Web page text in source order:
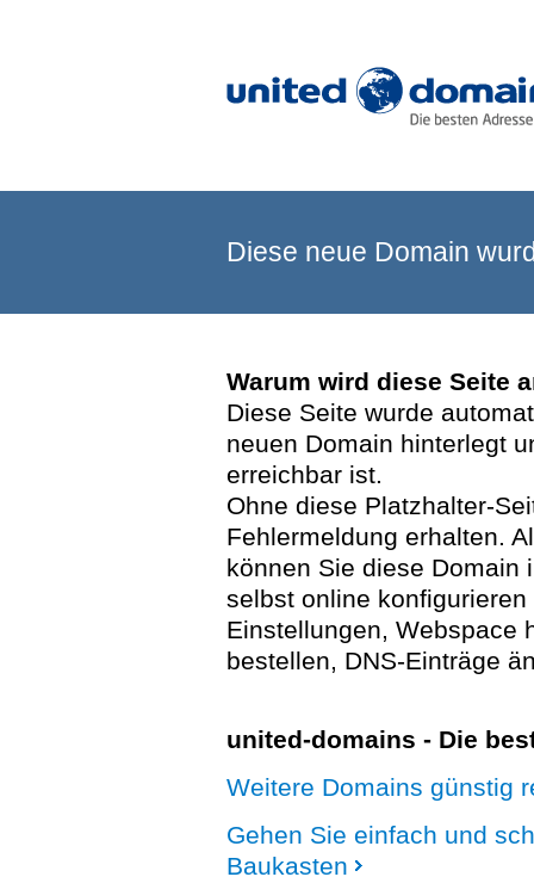
Diese neue Domain
Warum wird diese Seite
Diese Seite wurde
neuen Domain hinterlegt
erreichbar ist.
Ohne diese Platzhalter-
Fehlermeldung erhalten.
können Sie diese Domain
selbst online
Einstellungen, Webspace
bestellen, DNS-Einträge
united-domains - Die
Weitere Domains günstig
Gehen Sie einfach und
Baukasten